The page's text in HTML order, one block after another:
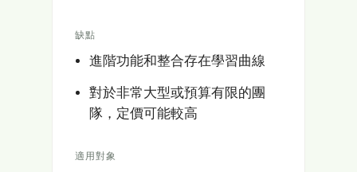
缺點
進階功能和整合存在學習曲線
對於非常大型或預算有限的團
隊，定價可能較高
適用對象